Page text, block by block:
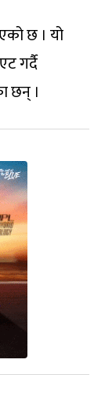
छ । यो
गर्दै
छन् ।